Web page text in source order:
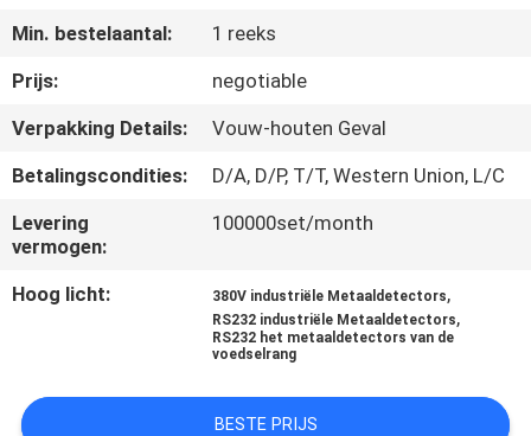
CONTACTEER
ONS
VERZOEK
CITAAT
SITEMAP
PRIVACYBELEID
Min. bestelaantal:
1 reeks
Prijs:
negotiable
Verpakking Details:
Vouw-houten Geval
Betalingscondities:
D/A, D/P, T/T, Western Union, L/C
Levering
vermogen:
100000set/month
Hoog licht: 380V industriële Metaaldetectors,
RS232 industriële Metaaldetectors,
RS232 het metaaldetectors van de
voedselrang
BESTE PRIJS